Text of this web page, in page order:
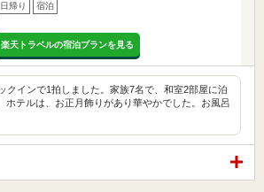
日帰り 宿泊
楽天トラベルの宿泊プランを見る
クインで1拍しました。家族7名で、和室2部屋に泊
ホテルは、お正月飾りがあり華やかでした。お風呂